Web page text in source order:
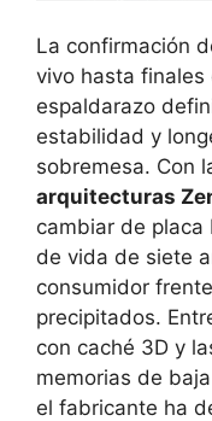
La confirmación
vivo hasta
espaldarazo
estabilidad y
sobremesa. Con
arquitecturas
cambiar de placa
de vida de siete
consumidor
precipitados.
con caché 3D y
memorias de
el fabricante ha